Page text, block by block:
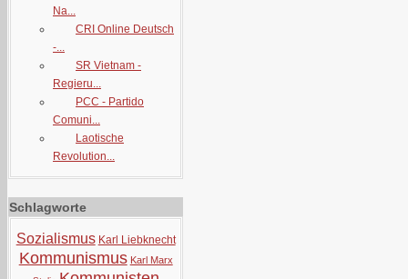
Na...
CRI Online Deutsch
-...
SR Vietnam -
Regieru...
PCC - Partido
Comuni...
Laotische
Revolution...
Schlagworte
Sozialismus Karl Liebknecht
Kommunismus Karl Marx